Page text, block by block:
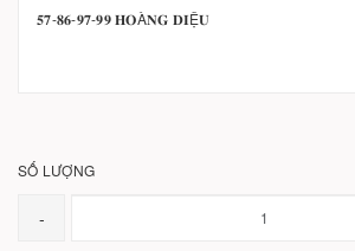
𝟓𝟕-𝟖𝟔-𝟗𝟕-𝟗𝟗 𝐇𝐎À𝐍𝐆 𝐃𝐈Ệ𝐔
SỐ LƯỢNG
-